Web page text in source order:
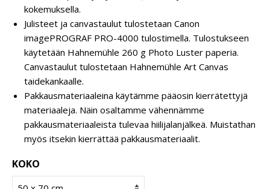
kokemuksella.
Julisteet ja canvastaulut tulostetaan Canon
imagePROGRAF PRO-4000 tulostimella. Tulostukseen
käytetään Hahnemühle 260 g Photo Luster paperia.
Canvastaulut tulostetaan Hahnemühle Art Canvas
taidekankaalle.
Pakkausmateriaaleina käytämme pääosin kierrätettyjä
materiaaleja. Näin osaltamme vähennämme
pakkausmateriaaleista tulevaa hiilijalanjälkeä. Muistathan
myös itsekin kierrättää pakkausmateriaalit.
KOKO